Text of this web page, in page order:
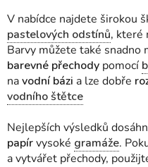
V nabídce najdete širokou
pastelových odstínů, které
Barvy můžete také
barevné přechody pomocí
navodní bázi a lze dobře
vodního štětce
Nejlepších výsledků
papírvysoké gramáže.
a vytvářet přechody,